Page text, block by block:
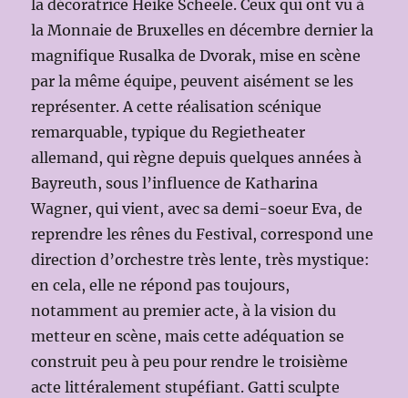
la décoratrice Heike Scheele. Ceux qui ont vu à
la Monnaie de Bruxelles en décembre dernier la
magnifique Rusalka de Dvorak, mise en scène
par la même équipe, peuvent aisément se les
représenter. A cette réalisation scénique
remarquable, typique du Regietheater
allemand, qui règne depuis quelques années à
Bayreuth, sous l’influence de Katharina
Wagner, qui vient, avec sa demi-soeur Eva, de
reprendre les rênes du Festival, correspond une
direction d’orchestre très lente, très mystique:
en cela, elle ne répond pas toujours,
notamment au premier acte, à la vision du
metteur en scène, mais cette adéquation se
construit peu à peu pour rendre le troisième
acte littéralement stupéfiant. Gatti sculpte